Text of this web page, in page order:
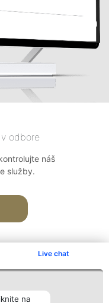
Live chat
na
odbore
náš
služby.
Kontakt